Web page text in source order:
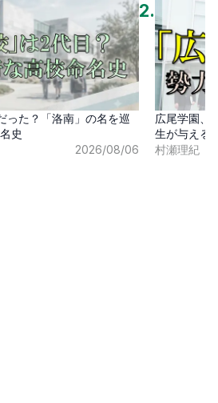
った？「洛南」の名を巡
史
2026/08/06
2.
広尾学園、
生が与える
村瀬理紀